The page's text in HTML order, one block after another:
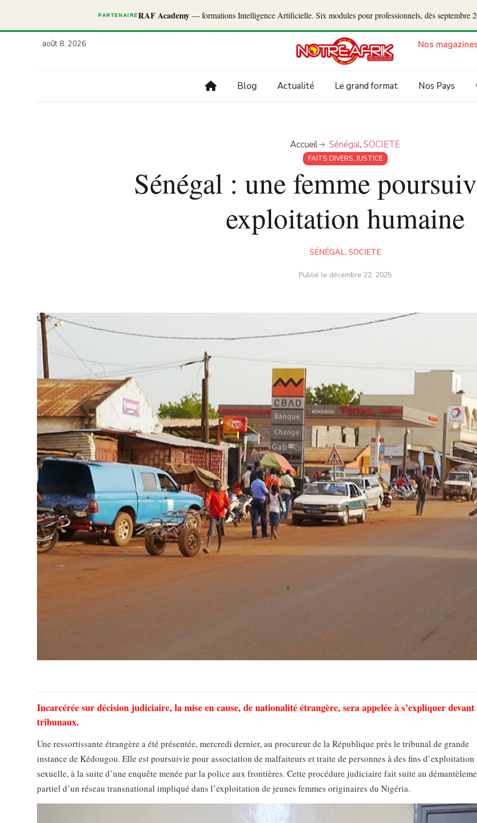
PARTENAIRERAF Academy— formations Intelligence Artificielle. Six modules pour professionnels, dès septembre
août 8, 2026 Nos
Blog Actualité Le grand format Nos Pays
Accueil Sénégal, SOCIETE
FAITS DIVERS,JUSTICE
Sénégal : une femme
exploitation humaine
SÉNÉGAL, SOCIETE
Publié le décembre 22, 2025
Incarcérée sur décision judiciaire, la mise en cause, de nationalité étrangère, sera appelée à s’expliquer devant
tribunaux.
Une ressortissante étrangère a été présentée, mercredi dernier, au procureur de la République près le tribunal de grande
instance de Kédougou. Elle est poursuivie pour association de malfaiteurs et traite de personnes à des fins d’exploitation
sexuelle, à la suite d’une enquête menée par la police aux frontières. Cette procédure judiciaire fait suite au
partiel d’un réseau transnational impliqué dans l’exploitation de jeunes femmes originaires du Nigéria.